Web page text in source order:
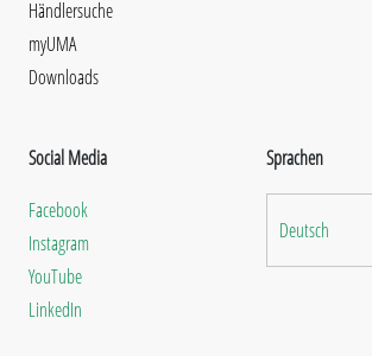
Händlersuche
myUMA
Downloads
Social Media
Facebook
Instagram
YouTube
LinkedIn
Sprachen
Deutsch